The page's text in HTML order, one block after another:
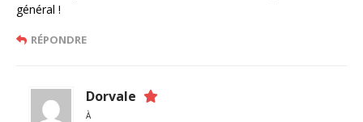
général !
RÉPONDRE
Dorvale
À